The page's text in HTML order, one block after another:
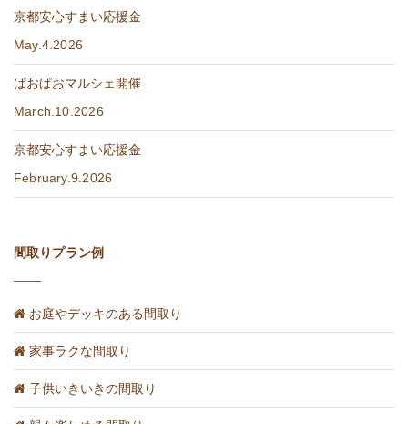
京都安心すまい応援金
May.4.2026
ぱおぱおマルシェ開催
March.10.2026
京都安心すまい応援金
February.9.2026
間取りプラン例
お庭やデッキのある間取り
家事ラクな間取り
子供いきいきの間取り